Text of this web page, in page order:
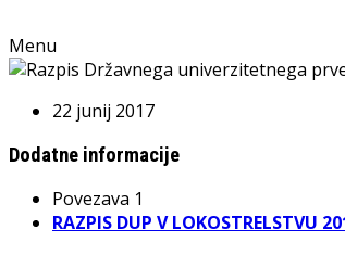
Menu
22 junij 2017
Dodatne informacije
Povezava 1
RAZPIS DUP V LOKOSTRELSTVU